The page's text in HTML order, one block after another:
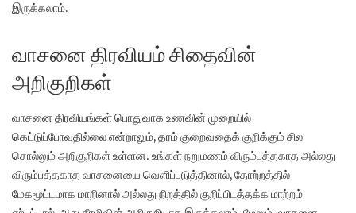
இருக்கலாம்.
வாசனை திரவியம் சிதைவின்
அறிகுறிகள்
வாசனை திரவியங்கள் பொதுவாக உணவின் முறையில்
கெட்டுப்போவதில்லை என்றாலும், தரம் குறைவதைக் குறிக்கும் சில
சொல்லும் அறிகுறிகள் உள்ளன. உங்கள் நறுமணம் விரும்பத்தகாத அல்லது
விரும்பத்தகாத வாசனையை வெளிப்படுத்தினால், தோற்றத்தில்
மேகமூட்டமாக மாறினால் அல்லது நிறத்தில் குறிப்பிடத்தக்க மாற்றம்